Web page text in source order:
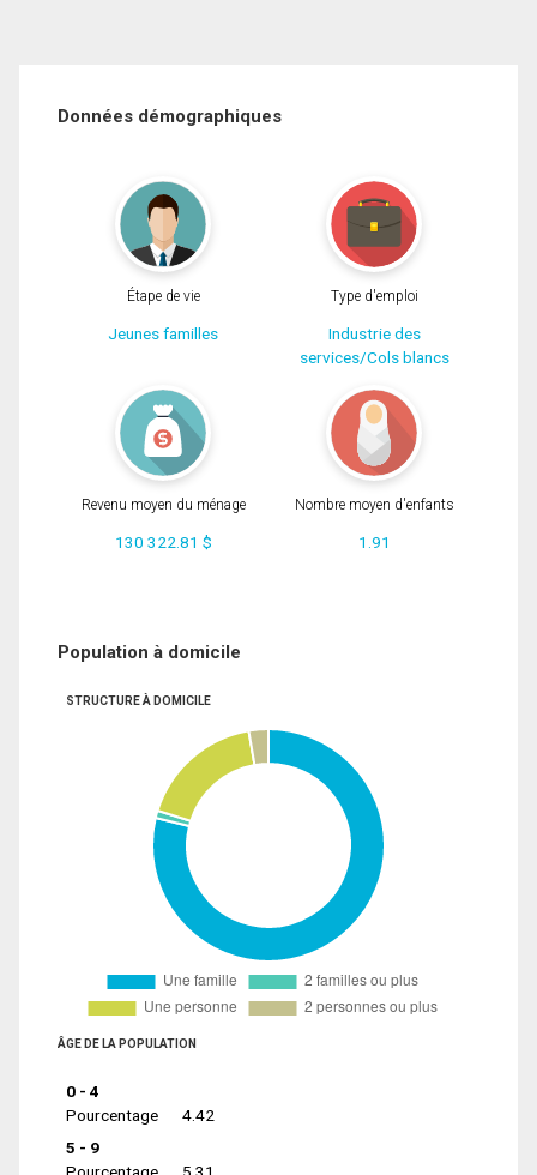
Données démographiques
Étape de vie
Jeunes familles
Type d'emploi
Industrie des
services/Cols blancs
Revenu moyen du ménage
130 322.81 $
Nombre moyen d'enfants
1.91
Population à domicile
STRUCTURE À DOMICILE
ÂGE DE LA POPULATION
0 - 4
Pourcentage
4.42
5 - 9